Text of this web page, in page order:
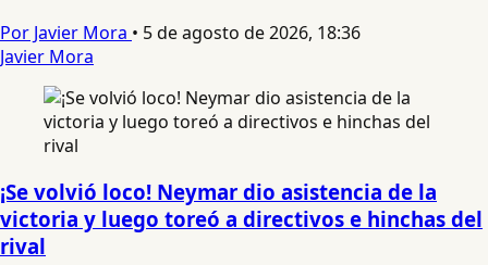
Por Javier Mora • 5 de agosto de 2026, 18:36
Javier Mora
¡Se volvió loco! Neymar dio asistencia de la
victoria y luego toreó a directivos e hinchas del
rival